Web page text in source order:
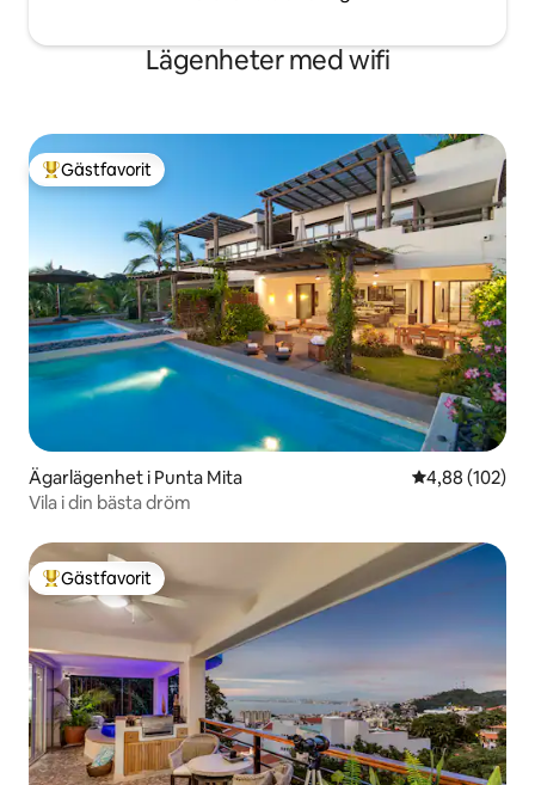
Lägenheter med wifi
Populär gästfavorit
Gästfavorit
Ägarlägenhet i Punta Mita 4,88 av 5 i
4,88 (102)
Vila i din bästa dröm
Populär gästfavorit
Gästfavorit